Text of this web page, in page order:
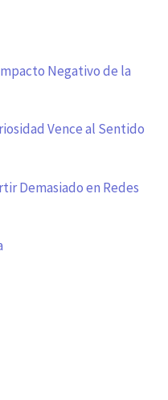
Negativo de la
Vence al Sentido
Demasiado en Redes